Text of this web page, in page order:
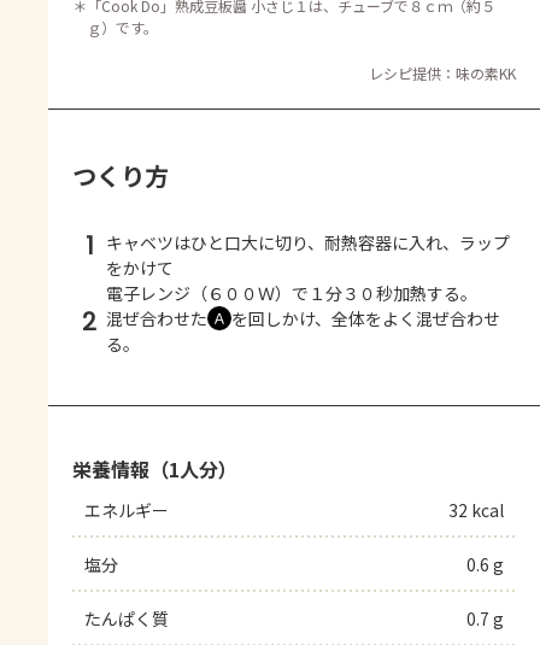
＊ 「Cook Do」熟成豆板醤 小さじ１は、チューブで８ｃｍ（約５
ｇ）です。
レシピ提供：味の素KK
つくり方
1 キャベツはひと口大に切り、耐熱容器に入れ、ラップ
をかけて
電子レンジ（６００Ｗ）で１分３０秒加熱する。
2 混ぜ合わせた Ａ を回しかけ、全体をよく混ぜ合わせ
る。
栄養情報（1人分）
エネルギー 32 kcal
塩分 0.6 g
たんぱく質 0.7 g